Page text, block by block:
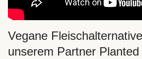
Vegane
unserem Partner Planted